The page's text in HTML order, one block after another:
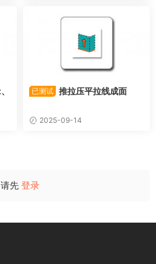
已测试 推拉压平拉线成面
2025-09-14
请先 登录